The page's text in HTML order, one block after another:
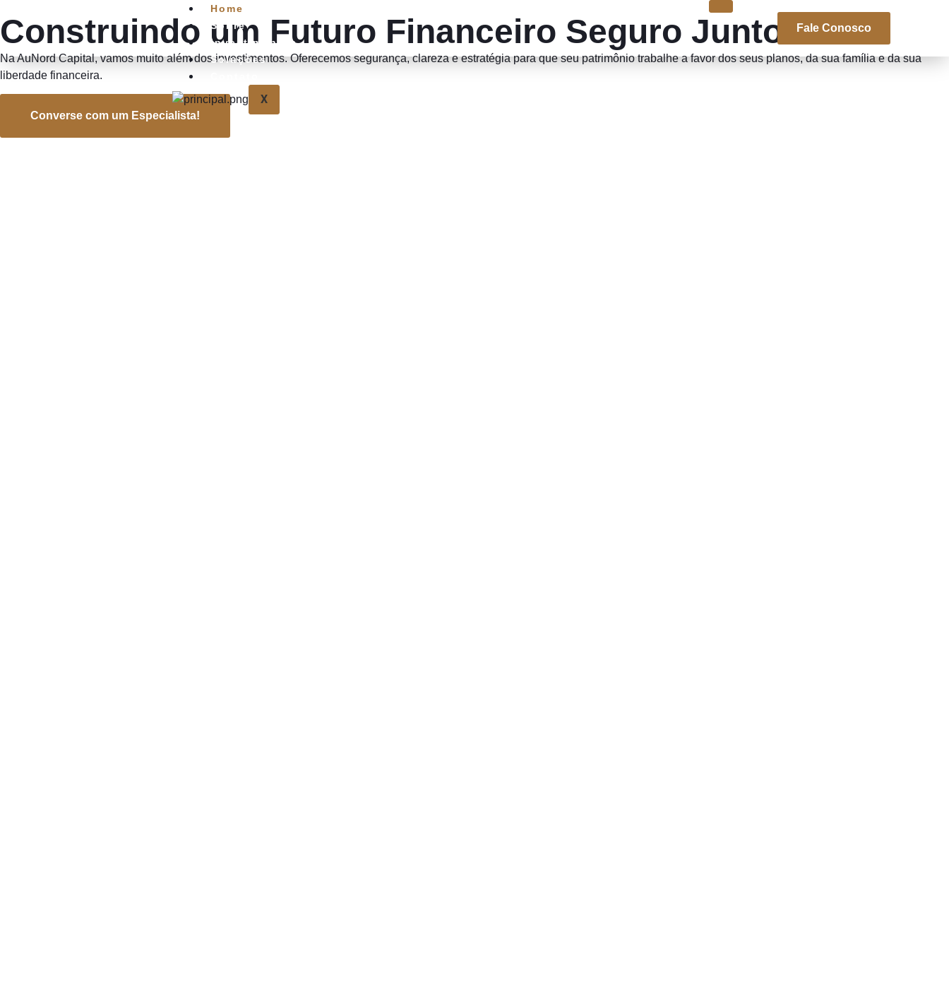
Home
Sobre
Investimentos
Soluções
X
Fale Conosco
Construindo um Futuro Financeiro Seguro Juntos
Na AuNord Capital, vamos muito além dos investimentos. Oferecemos segurança, clareza e estratégia para que seu patrimônio trabalhe a favor dos seus planos, da sua família e da sua
liberdade financeira.
Converse com um Especialista!